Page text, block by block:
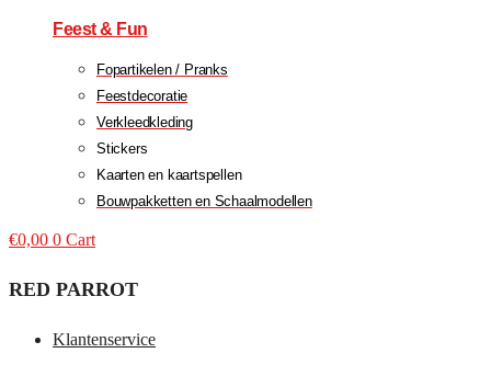
Feest & Fun
Fopartikelen / Pranks
Feestdecoratie
Verkleedkleding
Stickers
Kaarten en kaartspellen
Bouwpakketten en Schaalmodellen
€0,00 0 Cart
RED PARROT
Klantenservice